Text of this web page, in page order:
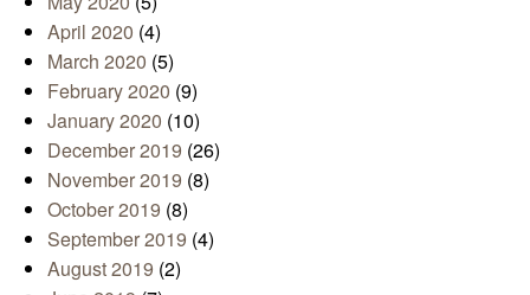
April 2020 (4)
March 2020 (5)
February 2020 (9)
January 2020 (10)
December 2019 (26)
November 2019 (8)
October 2019 (8)
September 2019 (4)
August 2019 (2)